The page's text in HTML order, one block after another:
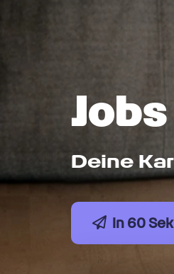
Deine
In 60